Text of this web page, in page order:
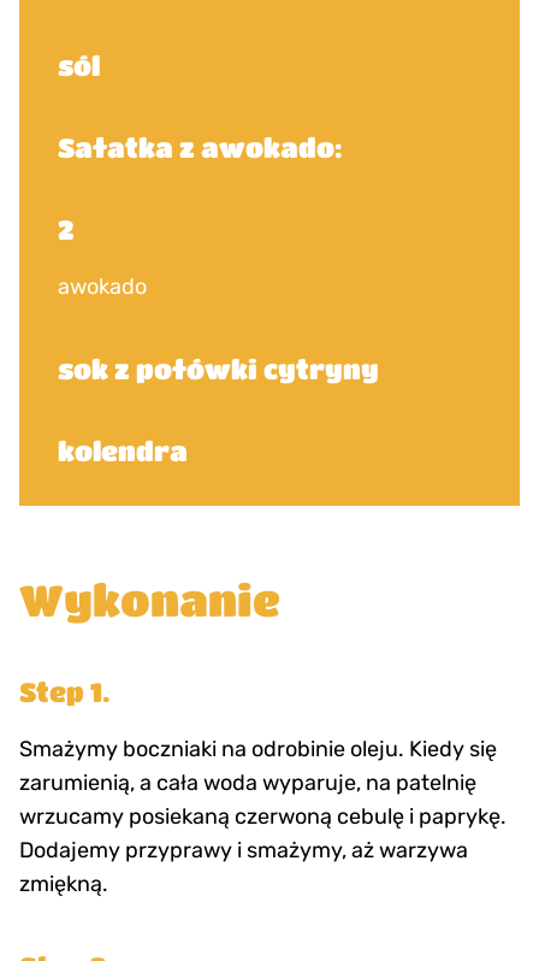
Wykonanie
Step 1.
Smażymy boczniaki na odrobinie oleju. Kiedy się
zarumienią, a cała woda wyparuje, na patelnię
wrzucamy posiekaną czerwoną cebulę i paprykę.
Dodajemy przyprawy i smażymy, aż warzywa
zmiękną.
sól
Sałatka z awokado:
2
awokado
sok z połówki cytryny
kolendra